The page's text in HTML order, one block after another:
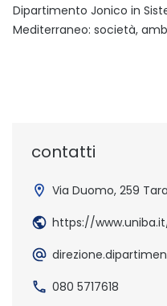
Dipartimento Jonico in
Mediterraneo: società,
contatti
Via Duomo, 259
https://
080 5717618